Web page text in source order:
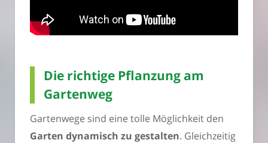
Die richtige Pflanzung am
Gartenweg
Gartenwege sind eine tolle Möglichkeit den
Garten dynamisch zu gestalten. Gleichzeitig